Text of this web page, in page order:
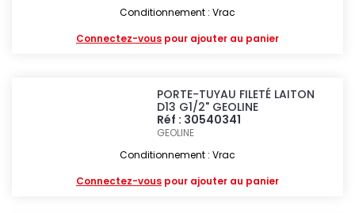
Conditionnement : Vrac
Connectez-vous pour ajouter au panier
PORTE-TUYAU FILETÉ LAITON
D13 G1/2" GEOLINE
Réf : 30540341
GEOLINE
Conditionnement : Vrac
Connectez-vous pour ajouter au panier